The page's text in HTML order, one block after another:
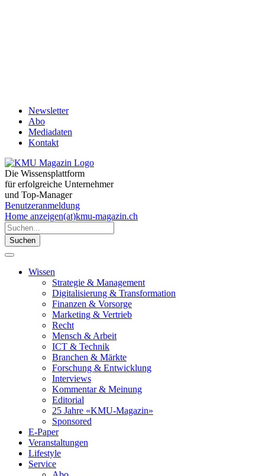
Newsletter
Abo
Mediadaten
Kontakt
Die Wissensplattform
für erfolgreiche Unternehmer
und Top-Manager
Benutzeranmeldung
Home anzeigen(at)kmu-magazin.ch
Wissen
Strategie & Management
Digitalisierung & Transformation
Finanzen & Vorsorge
Marketing & Vertrieb
Recht
Mensch & Arbeit
ICT & Technik
Branchen & Märkte
Forschung & Entwicklung
Interviews
Kommentar & Meinung
Editorial
25 Jahre «KMU-Magazin»
Sponsored
E-Paper
Veranstaltungen
Lifestyle
Service